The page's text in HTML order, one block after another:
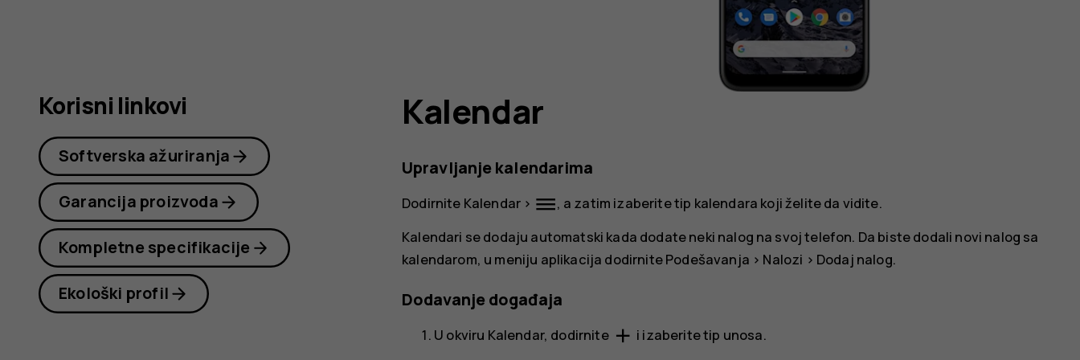
G21 Kalendar
Upravljanje kalendarima
Dodirnite Kalendar > dehaze, a zatim izaberite tip kalendara koji želite da vidite.
Kalendari se dodaju automatski kada dodate neki nalog na svoj telefon. Da biste dodali novi nalog sa
kalendarom, u meniju aplikacija dodirnitePodešavanja > Nalozi > Dodaj nalog.
Dodavanje događaja
U okviru Kalendar, dodirnite add i izaberite tip unosa.
Korisni linkovi
Softverska ažuriranja
Garancija proizvoda
Kompletne specifikacije
Ekološki profil